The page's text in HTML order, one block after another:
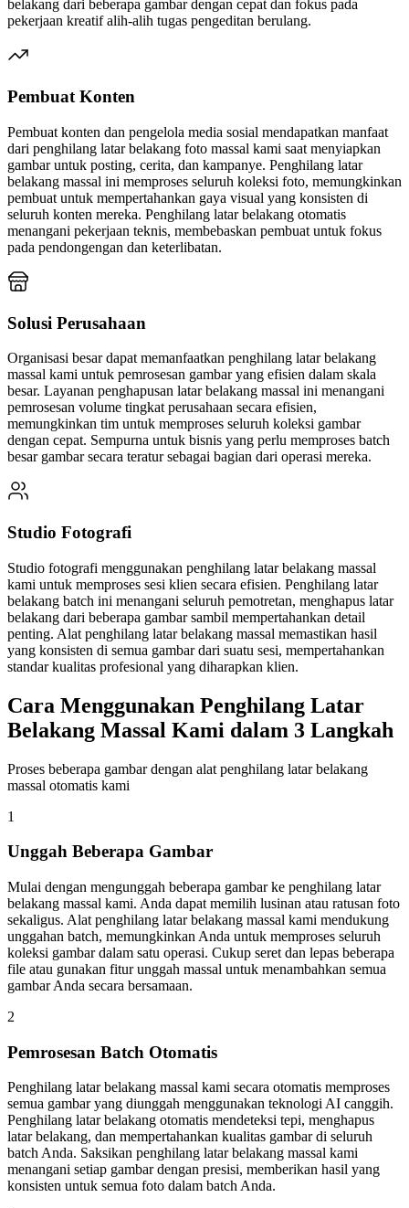
belakang dari beberapa gambar dengan cepat dan fokus pada
pekerjaan kreatif alih-alih tugas pengeditan berulang.
Pembuat Konten
Pembuat konten dan pengelola media sosial mendapatkan manfaat
dari penghilang latar belakang foto massal kami saat menyiapkan
gambar untuk posting, cerita, dan kampanye. Penghilang latar
belakang massal ini memproses seluruh koleksi foto, memungkinkan
pembuat untuk mempertahankan gaya visual yang konsisten di
seluruh konten mereka. Penghilang latar belakang otomatis
menangani pekerjaan teknis, membebaskan pembuat untuk fokus
pada pendongengan dan keterlibatan.
Solusi Perusahaan
Organisasi besar dapat memanfaatkan penghilang latar belakang
massal kami untuk pemrosesan gambar yang efisien dalam skala
besar. Layanan penghapusan latar belakang massal ini menangani
pemrosesan volume tingkat perusahaan secara efisien,
memungkinkan tim untuk memproses seluruh koleksi gambar
dengan cepat. Sempurna untuk bisnis yang perlu memproses batch
besar gambar secara teratur sebagai bagian dari operasi mereka.
Studio Fotografi
Studio fotografi menggunakan penghilang latar belakang massal
kami untuk memproses sesi klien secara efisien. Penghilang latar
belakang batch ini menangani seluruh pemotretan, menghapus latar
belakang dari beberapa gambar sambil mempertahankan detail
penting. Alat penghilang latar belakang massal memastikan hasil
yang konsisten di semua gambar dari suatu sesi, mempertahankan
standar kualitas profesional yang diharapkan klien.
Cara Menggunakan Penghilang Latar
Belakang Massal Kami dalam 3 Langkah
Proses beberapa gambar dengan alat penghilang latar belakang
massal otomatis kami
1
Unggah Beberapa Gambar
Mulai dengan mengunggah beberapa gambar ke penghilang latar
belakang massal kami. Anda dapat memilih lusinan atau ratusan foto
sekaligus. Alat penghilang latar belakang massal kami mendukung
unggahan batch, memungkinkan Anda untuk memproses seluruh
koleksi gambar dalam satu operasi. Cukup seret dan lepas beberapa
file atau gunakan fitur unggah massal untuk menambahkan semua
gambar Anda secara bersamaan.
2
Pemrosesan Batch Otomatis
Penghilang latar belakang massal kami secara otomatis memproses
semua gambar yang diunggah menggunakan teknologi AI canggih.
Penghilang latar belakang otomatis mendeteksi tepi, menghapus
latar belakang, dan mempertahankan kualitas gambar di seluruh
batch Anda. Saksikan penghilang latar belakang massal kami
menangani setiap gambar dengan presisi, memberikan hasil yang
konsisten untuk semua foto dalam batch Anda.